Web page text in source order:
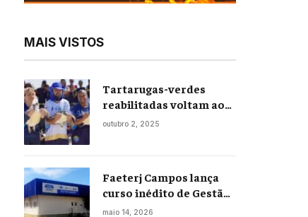
MAIS VISTOS
Tartarugas-verdes
reabilitadas voltam ao
mar em soltura inédita
outubro 2, 2025
Faeterj Campos lança
curso inédito de Gestão
Portuária
maio 14, 2026